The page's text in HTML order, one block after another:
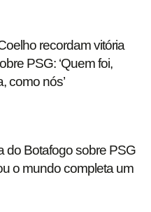
recordam vitória
PSG: ‘Quem foi,
como nós’
do Botafogo sobre PSG
o mundo completa um